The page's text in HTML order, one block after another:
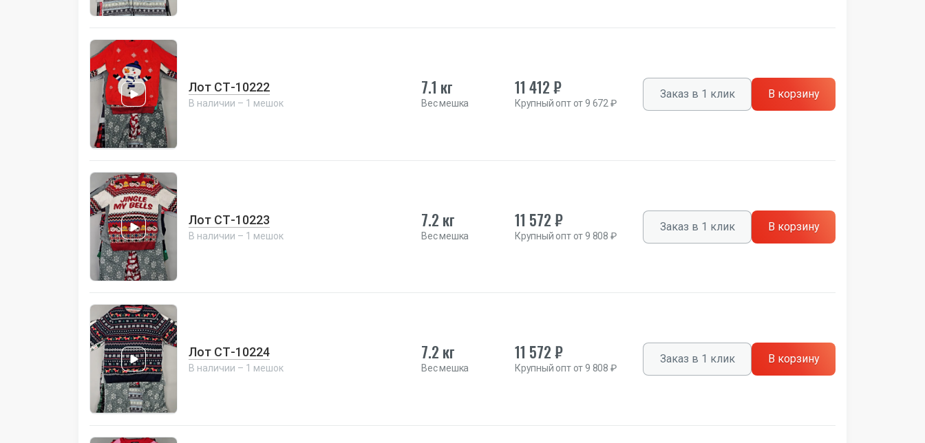
Лот СТ-10222
В наличии – 1 мешок
7.1 кг
Вес мешка
11 412 ₽
Крупный опт от 9 672 ₽
Заказ в 1 клик В корзину
Лот СТ-10223
В наличии – 1 мешок
7.2 кг
Вес мешка
11 572 ₽
Крупный опт от 9 808 ₽
Заказ в 1 клик В корзину
Лот СТ-10224
В наличии – 1 мешок
7.2 кг
Вес мешка
11 572 ₽
Крупный опт от 9 808 ₽
Заказ в 1 клик В корзину